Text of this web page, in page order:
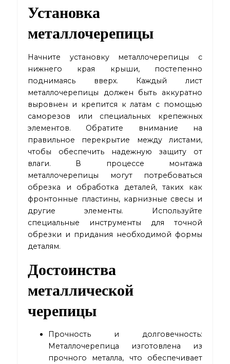
Установка
металлочерепицы
Начните установку металлочерепицы с
нижнего края крыши, постепенно
поднимаясь вверх. Каждый лист
металлочерепицы должен быть аккуратно
выровнен и крепится к латам с помощью
саморезов или специальных крепежных
элементов. Обратите внимание на
правильное перекрытие между листами,
чтобы обеспечить надежную защиту от
влаги. В процессе монтажа
металлочерепицы могут потребоваться
обрезка и обработка деталей, таких как
фронтонные пластины, карнизные свесы и
другие элементы. Используйте
специальные инструменты для точной
обрезки и придания необходимой формы
деталям.
Достоинства
металлической
черепицы
Прочность и долговечность:
Металлочерепица изготовлена из
прочного металла, что обеспечивает